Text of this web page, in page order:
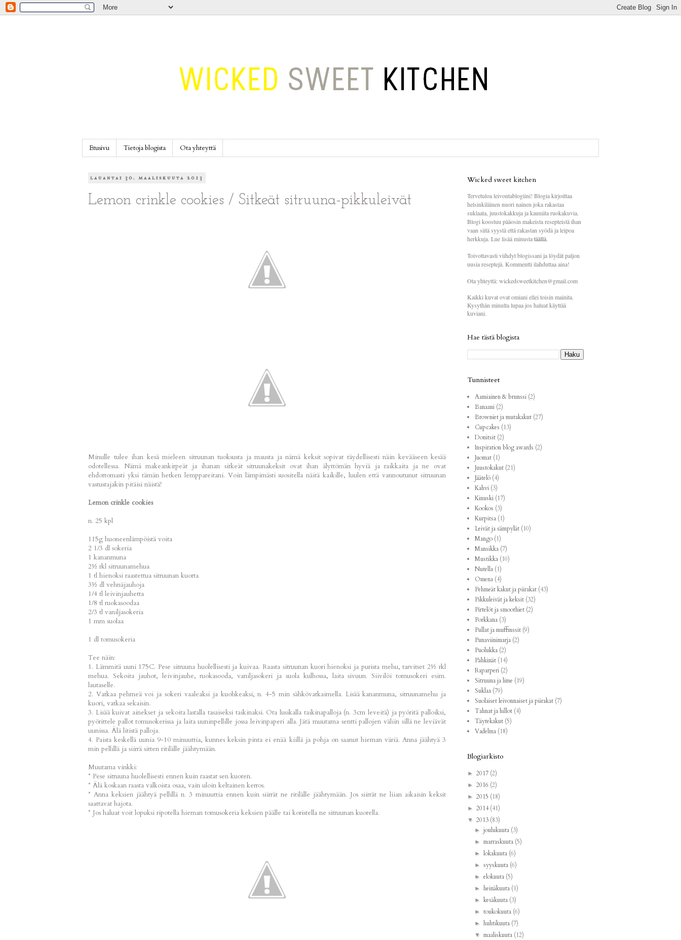
Etusivu Tietoja blogista Ota yhteyttä
lauantai 30. maaliskuuta 2013
Lemon crinkle cookies / Sitkeät sitruuna-pikkuleivät
Minulle tulee ihan kesä mieleen sitruunan tuoksusta ja mausta ja nämä keksit sopivat täydellisesti näin kevääseen kesää
odotellessa. Nämä makeankirpeät ja ihanan sitkeät sitruunakeksit ovat ihan älyttömän hyviä ja raikkaita ja ne ovat
ehdottomasti yksi tämän hetken lemppareitani. Voin lämpimästi suositella näitä kaikille, luulen että vannoutunut sitruunan
vastustajakin pitäisi näistä!
Lemon crinkle cookies
n. 25 kpl
115g huoneenlämpöistä voita
2 1/3 dl sokeria
1 kananmuna
2½ rkl sitruunamehua
1 tl hienoksi raastettua sitruunan kuorta
3½ dl vehnäjauhoja
1/4 tl leivinjauhetta
1/8 tl ruokasoodaa
2/3 tl vaniljasokeria
1 mm suolaa
1 dl tomusokeria
Tee näin:
1. Lämmitä uuni 175C. Pese sitruuna huolellisesti ja kuivaa. Raasta sitruunan kuori hienoksi ja purista mehu, tarvitset 2½ rkl
mehua. Sekoita jauhot, leivinjauhe, ruokasooda, vaniljasokeri ja suola kulhossa, laita sivuun. Siivilöi tomusokeri esim.
lautaselle.
2. Vatkaa pehmeä voi ja sokeri vaaleaksi ja kuohkeaksi, n. 4-5 min sähkövatkaimella. Lisää kananmuna, sitruunamehu ja
kuori, vatkaa sekaisin.
3. Lisää kuivat ainekset ja sekoita lastalla tasaiseksi taikinaksi. Ota lusikalla taikinapalloja (n. 3cm leveitä) ja pyöritä palloiksi,
pyörittele pallot tomusokerissa ja laita uuninpellille jossa leivinpaperi alla. Jätä muutama sentti pallojen väliin sillä ne leviävät
uunissa. Älä litistä palloja.
4. Paista keskellä uunia 9-10 minuuttia, kunnes keksin pinta ei enää kiillä ja pohja on saanut hieman väriä. Anna jäähtyä 3
min pellillä ja siirrä sitten ritilälle jäähtymään.
Muutama vinkki:
* Pese sitruuna huolellisesti ennen kuin raastat sen kuoren.
* Älä koskaan raasta valkoista osaa, vain uloin keltainen kerros.
* Anna keksien jäähtyä pellillä n. 3 minuuttia ennen kuin siirrät ne ritilälle jäähtymään. Jos siirrät ne liian aikaisin keksit
saattavat hajota.
* Jos haluat voit lopuksi ripotella hieman tomusokeria keksien päälle tai koristella ne sitruunan kuorella.
Wicked sweet kitchen
Tervetuloa leivontablogiini! Blogia kirjoittaa
helsinkiläinen nuori nainen joka rakastaa
suklaata, juustokakkuja ja kauniita ruokakuvia.
Blogi koostuu pääosin makeista resepteistä ihan
vaan siitä syystä että rakastan syödä ja leipoa
herkkuja. Lue lisää minustatäällä.
Toivottavasti viihdyt blogissani ja löydät paljon
uusia reseptejä. Kommentti ilahduttaa aina!
Ota yhteyttä: wickedsweetkitchen@gmail.com
Kaikki kuvat ovat omiani ellei toisin mainita.
Kysythän minulta lupaa jos haluat käyttää
kuviani.
Hae tästä blogista
Tunnisteet
Aamiainen & brunssi (2)
Banaani (2)
Browniet ja mutakakut (27)
Cupcakes (13)
Donitsit (2)
Inspiration blog awards (2)
Juomat (1)
Juustokakut (21)
Jäätelö (4)
Kahvi (3)
Kinuski (17)
Kookos (3)
Kurpitsa (1)
Leivät ja sämpylät (10)
Mango (1)
Mansikka (7)
Mustikka (10)
Nutella (1)
Omena (4)
Pehmeät kakut ja piirakat (43)
Pikkuleivät ja keksit (32)
Pirtelöt ja smoothiet (2)
Porkkana (3)
Pullat ja muffinssit (9)
Punaviinimarja (2)
Puolukka (2)
Pähkinät (14)
Raparperi (2)
Sitruuna ja lime (19)
Suklaa (79)
Suolaiset leivonnaiset ja piirakat (7)
Tahnat ja hillot (4)
Täytekakut (5)
Vadelma (18)
Blogiarkisto
► 2017 (2)
► 2016 (2)
► 2015 (18)
► 2014(41)
▼ 2013 (83)
►joulukuuta (3)
►marraskuuta (5)
►lokakuuta (6)
►syyskuuta (6)
►elokuuta (5)
►heinäkuuta (1)
►kesäkuuta (3)
►toukokuuta (6)
►huhtikuuta (7)
▼maaliskuuta (12)